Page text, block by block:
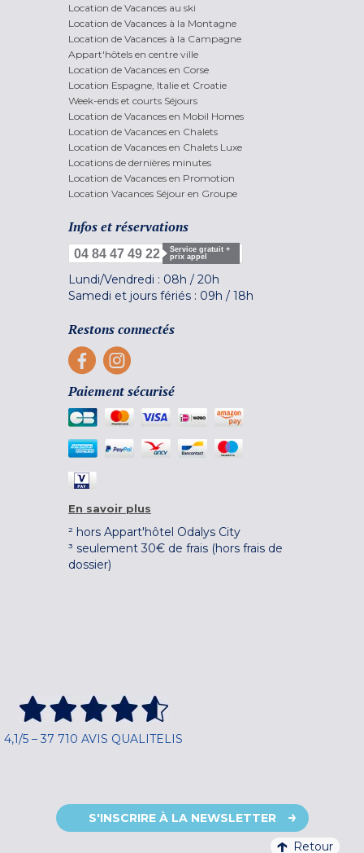
Location de Vacances au ski
Location de Vacances à la Montagne
Location de Vacances à la Campagne
Appart'hôtels en centre ville
Location de Vacances en Corse
Location Espagne, Italie et Croatie
Week-ends et courts Séjours
Location de Vacances en Mobil Homes
Location de Vacances en Chalets
Location de Vacances en Chalets Luxe
Locations de dernières minutes
Location de Vacances en Promotion
Location Vacances Séjour en Groupe
Infos et réservations
04 84 47 49 22
Service gratuit +
prix appel
Lundi/Vendredi : 08h / 20h
Samedi et jours fériés : 09h / 18h
Restons connectés
Paiement sécurisé
En savoir plus
² hors Appart'hôtel Odalys City
³ seulement 30€ de frais (hors frais de
dossier)
4,1/5 – 37 710 AVIS QUALITELIS
S'INSCRIRE À LA NEWSLETTER
Retour